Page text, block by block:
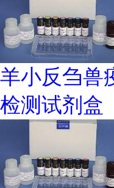
羊小反刍兽
检测试剂盒